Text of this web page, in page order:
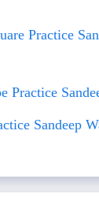
Practice
Practice
Sandeep